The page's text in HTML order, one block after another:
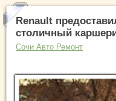
Renault
столичный
Сочи Авто Ремонт